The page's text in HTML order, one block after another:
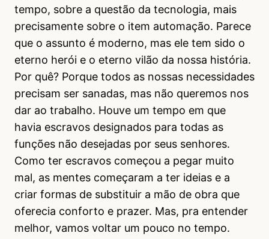
tempo, sobre a questão da tecnologia, mais
precisamente sobre o item automação. Parece
que o assunto é moderno, mas ele tem sido o
eterno herói e o eterno vilão da nossa história.
Por quê? Porque todos as nossas necessidades
precisam ser sanadas, mas não queremos nos
dar ao trabalho. Houve um tempo em que
havia escravos designados para todas as
funções não desejadas por seus senhores.
Como ter escravos começou a pegar muito
mal, as mentes começaram a ter ideias e a
criar formas de substituir a mão de obra que
oferecia conforto e prazer. Mas, pra entender
melhor, vamos voltar um pouco no tempo.